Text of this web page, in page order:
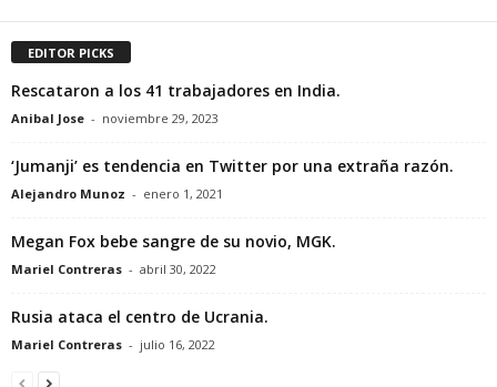
EDITOR PICKS
Rescataron a los 41 trabajadores en India.
Anibal Jose - noviembre 29, 2023
‘Jumanji’ es tendencia en Twitter por una extraña razón.
Alejandro Munoz - enero 1, 2021
Megan Fox bebe sangre de su novio, MGK.
Mariel Contreras - abril 30, 2022
Rusia ataca el centro de Ucrania.
Mariel Contreras - julio 16, 2022